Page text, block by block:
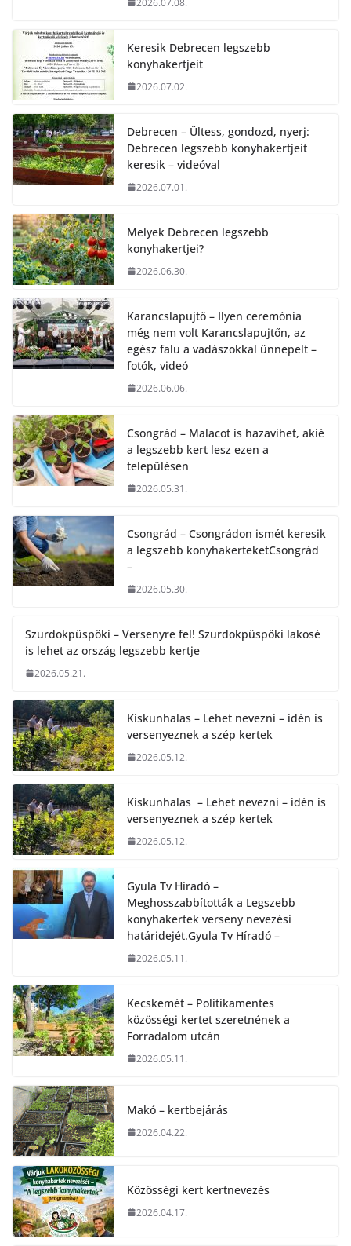
2026.07.08.
Keresik Debrecen legszebb
konyhakertjeit
2026.07.02.
Debrecen – Ültess, gondozd, nyerj:
Debrecen legszebb konyhakertjeit
keresik – videóval
2026.07.01.
Melyek Debrecen legszebb
konyhakertjei?
2026.06.30.
Karancslapujtő – Ilyen ceremónia
még nem volt Karancslapujtőn, az
egész falu a vadászokkal ünnepelt –
fotók, videó
2026.06.06.
Csongrád – Malacot is hazavihet, akié
a legszebb kert lesz ezen a
településen
2026.05.31.
Csongrád – Csongrádon ismét keresik
a legszebb konyhakerteketCsongrád
–
2026.05.30.
Szurdokpüspöki – Versenyre fel! Szurdokpüspöki lakosé
is lehet az ország legszebb kertje
2026.05.21.
Kiskunhalas – Lehet nevezni – idén is
versenyeznek a szép kertek
2026.05.12.
Kiskunhalas – Lehet nevezni – idén is
versenyeznek a szép kertek
2026.05.12.
Gyula Tv Híradó –
Meghosszabbították a Legszebb
konyhakertek verseny nevezési
határidejét.Gyula Tv Híradó –
2026.05.11.
Kecskemét – Politikamentes
közösségi kertet szeretnének a
Forradalom utcán
2026.05.11.
Makó – kertbejárás
2026.04.22.
Közösségi kert kertnevezés
2026.04.17.